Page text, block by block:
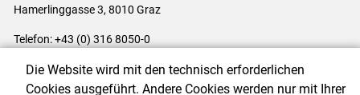
Hamerlinggasse 3, 8010 Graz
Telefon: +43 (0) 316 8050-0
Impressum|Kontakt|Datenschutzerklärung|Barrierefreiheit|
Die Website wird mit den technisch erforderlichen
Cookies ausgeführt. Andere Cookies werden nur mit Ihrer